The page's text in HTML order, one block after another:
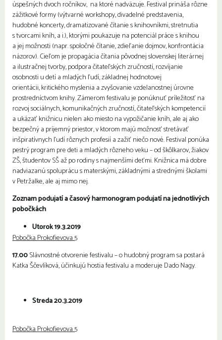
úspešných dvoch ročníkov, na ktoré nadväzuje. Festival prináša rôzne
zážitkové formy (výtvarné workshopy, divadelné predstavenia,
hudobné koncerty, dramatizované čítanie s knihovníkmi, stretnutia
s tvorcami kníh, a i.), ktorými poukazuje na potenciál práce s knihou
a jej možnosti (napr. spoločné čítanie, zdieľanie dojmov, konfrontácia
názorov). Cieľom je propagácia čítania pôvodnej slovenskej literárnej
a ilustračnej tvorby, podpora čitateľských zručností, rozvíjanie
osobnosti u detí a mladých ľudí, základnej hodnotovej
orientácii, kritického myslenia a zvyšovanie vzdelanostnej úrovne
prostredníctvom knihy. Zámerom festivalu je ponúknuť príležitosť na
rozvoj sociálnych, komunikačných zručností, čitateľských kompetencií
a ukázať knižnicu nielen ako miesto na vypožičanie kníh, ale aj ako
bezpečný a príjemný priestor, v ktorom majú možnosť stretávať
inšpiratívnych ľudí rôznych profesií a zažiť niečo nové. Festival ponúka
pestrý program pre deti a mladých rôzneho veku – od škôlkarov, žiakov
ZŠ, študentov SŠ až po rodiny s najmenšími deťmi. Knižnica má dobre
nadviazanú spoluprácu s materskými, základnými a strednými školami
v Petržalke, ale aj mimo nej.
Zoznam podujatí a časový harmonogram podujatí na jednotlivých
pobočkách
Utorok 19.3.2019
Pobočka Prokofievova 5
17.00Slávnostné otvorenie festivalu – o hudobný program sa postará
Katka Ščevlíková, účinkujú hostia festivalu a moderuje Dado Nagy.
Streda 20.3.2019
Pobočka Prokofievova 5